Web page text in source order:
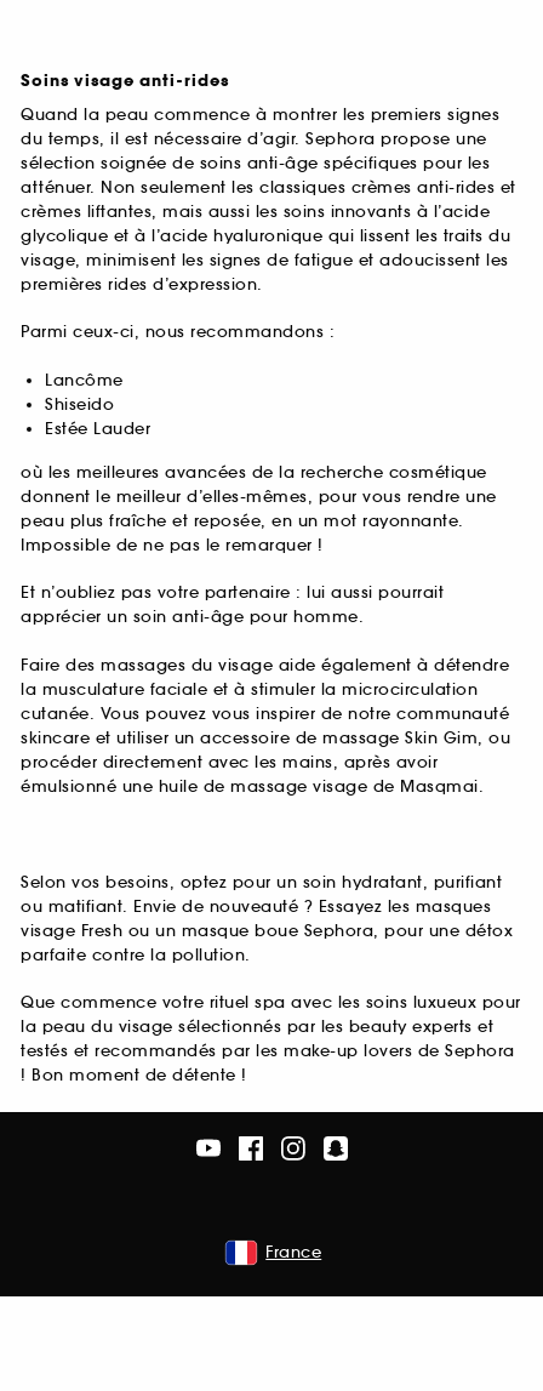
Soins visage anti-rides
Quand la peau commence à montrer les premiers signes
du temps, il est nécessaire d’agir. Sephora propose une
sélection soignée de soins anti-âge spécifiques pour les
atténuer. Non seulement les classiques crèmes anti-rides et
crèmes liftantes, mais aussi les soins innovants à l’acide
glycolique et à l’acide hyaluronique qui lissent les traits du
visage, minimisent les signes de fatigue et adoucissent les
premières rides d’expression.
Parmi ceux-ci, nous recommandons :
Lancôme
Shiseido
Estée Lauder
où les meilleures avancées de la recherche cosmétique
donnent le meilleur d’elles-mêmes, pour vous rendre une
peau plus fraîche et reposée, en un mot rayonnante.
Impossible de ne pas le remarquer !
Et n’oubliez pas votre partenaire : lui aussi pourrait
apprécier un soin anti-âge pour homme.
Faire des massages du visage aide également à détendre
la musculature faciale et à stimuler la microcirculation
cutanée. Vous pouvez vous inspirer de notre communauté
skincare et utiliser un accessoire de massage Skin Gim, ou
procéder directement avec les mains, après avoir
émulsionné une huile de massage visage de Masqmai.
Selon vos besoins, optez pour un soin hydratant, purifiant
ou matifiant. Envie de nouveauté ? Essayez les masques
visage Fresh ou un masque boue Sephora, pour une détox
parfaite contre la pollution.
Que commence votre rituel spa avec les soins luxueux pour
la peau du visage sélectionnés par les beauty experts et
testés et recommandés par les make-up lovers de Sephora
! Bon moment de détente !
France